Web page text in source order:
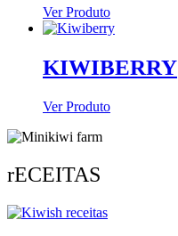
Ver Produto
KIWIBERRY
Ver Produto
rECEITAS